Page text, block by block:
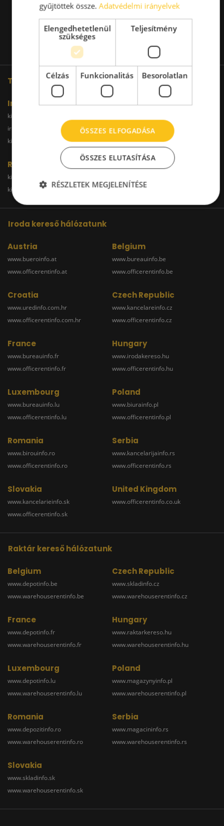
További oldalaink
Iroda
kiadoiroda.info
irodakiadobudapest.hu
kiadoirodabudaors.hu
kiadoirodagyor.hu
Raktár
kiadoraktarbudapest.hu
kiadoraktardebrecen.hu
raktarszekesfehervar.hu
Iroda kereső hálózatunk
Austria
www.bueroinfo.at
www.officerentinfo.at
Belgium
www.bureauinfo.be
www.officerentinfo.be
Croatia
www.uredinfo.com.hr
www.officerentinfo.com.hr
Czech Republic
www.kancelareinfo.cz
www.officerentinfo.cz
France
www.bureauinfo.fr
www.officerentinfo.fr
Hungary
www.irodakereso.hu
www.officerentinfo.hu
Luxembourg
www.bureauinfo.lu
www.officerentinfo.lu
Poland
www.biurainfo.pl
www.officerentinfo.pl
Romania
www.birouinfo.ro
www.officerentinfo.ro
Serbia
www.kancelarijainfo.rs
www.officerentinfo.rs
Slovakia
www.kancelarieinfo.sk
www.officerentinfo.sk
United Kingdom
www.officerentinfo.co.uk
Raktár kereső hálózatunk
Belgium
www.depotinfo.be
www.warehouserentinfo.be
Czech Republic
www.skladinfo.cz
www.warehouserentinfo.cz
France
www.depotinfo.fr
www.warehouserentinfo.fr
Hungary
www.raktarkereso.hu
www.warehouserentinfo.hu
Luxembourg
www.depotinfo.lu
www.warehouserentinfo.lu
Poland
www.magazynyinfo.pl
www.warehouserentinfo.pl
Romania
www.depozitinfo.ro
www.warehouserentinfo.ro
Serbia
www.magacininfo.rs
www.warehouserentinfo.rs
Slovakia
www.skladinfo.sk
www.warehouserentinfo.sk
gyűjtöttek össze.Adatvédelmi irányelvek
Elengedhetetlenül
szükséges
Teljesítmény
Célzás Funkcionalitás Besorolatlan
ÖSSZES ELFOGADÁSA
ÖSSZES ELUTASÍTÁSA
RÉSZLETEK MEGJELENÍTÉSE